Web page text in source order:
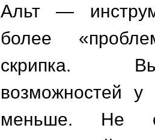
Альт —
более
скрипка.
возможностей у
меньше. Не